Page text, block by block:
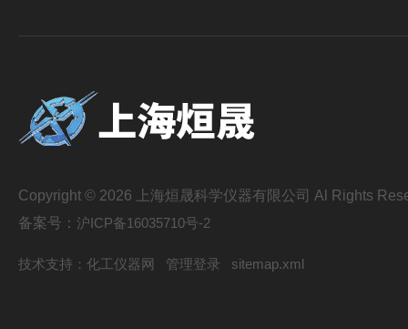
Copyright © 2026 上海烜晟科学仪器有限公司 Al Rights
备案号： 沪ICP备16035710号-2
技术支持： 化工仪器网 管理登录 sitemap.xml